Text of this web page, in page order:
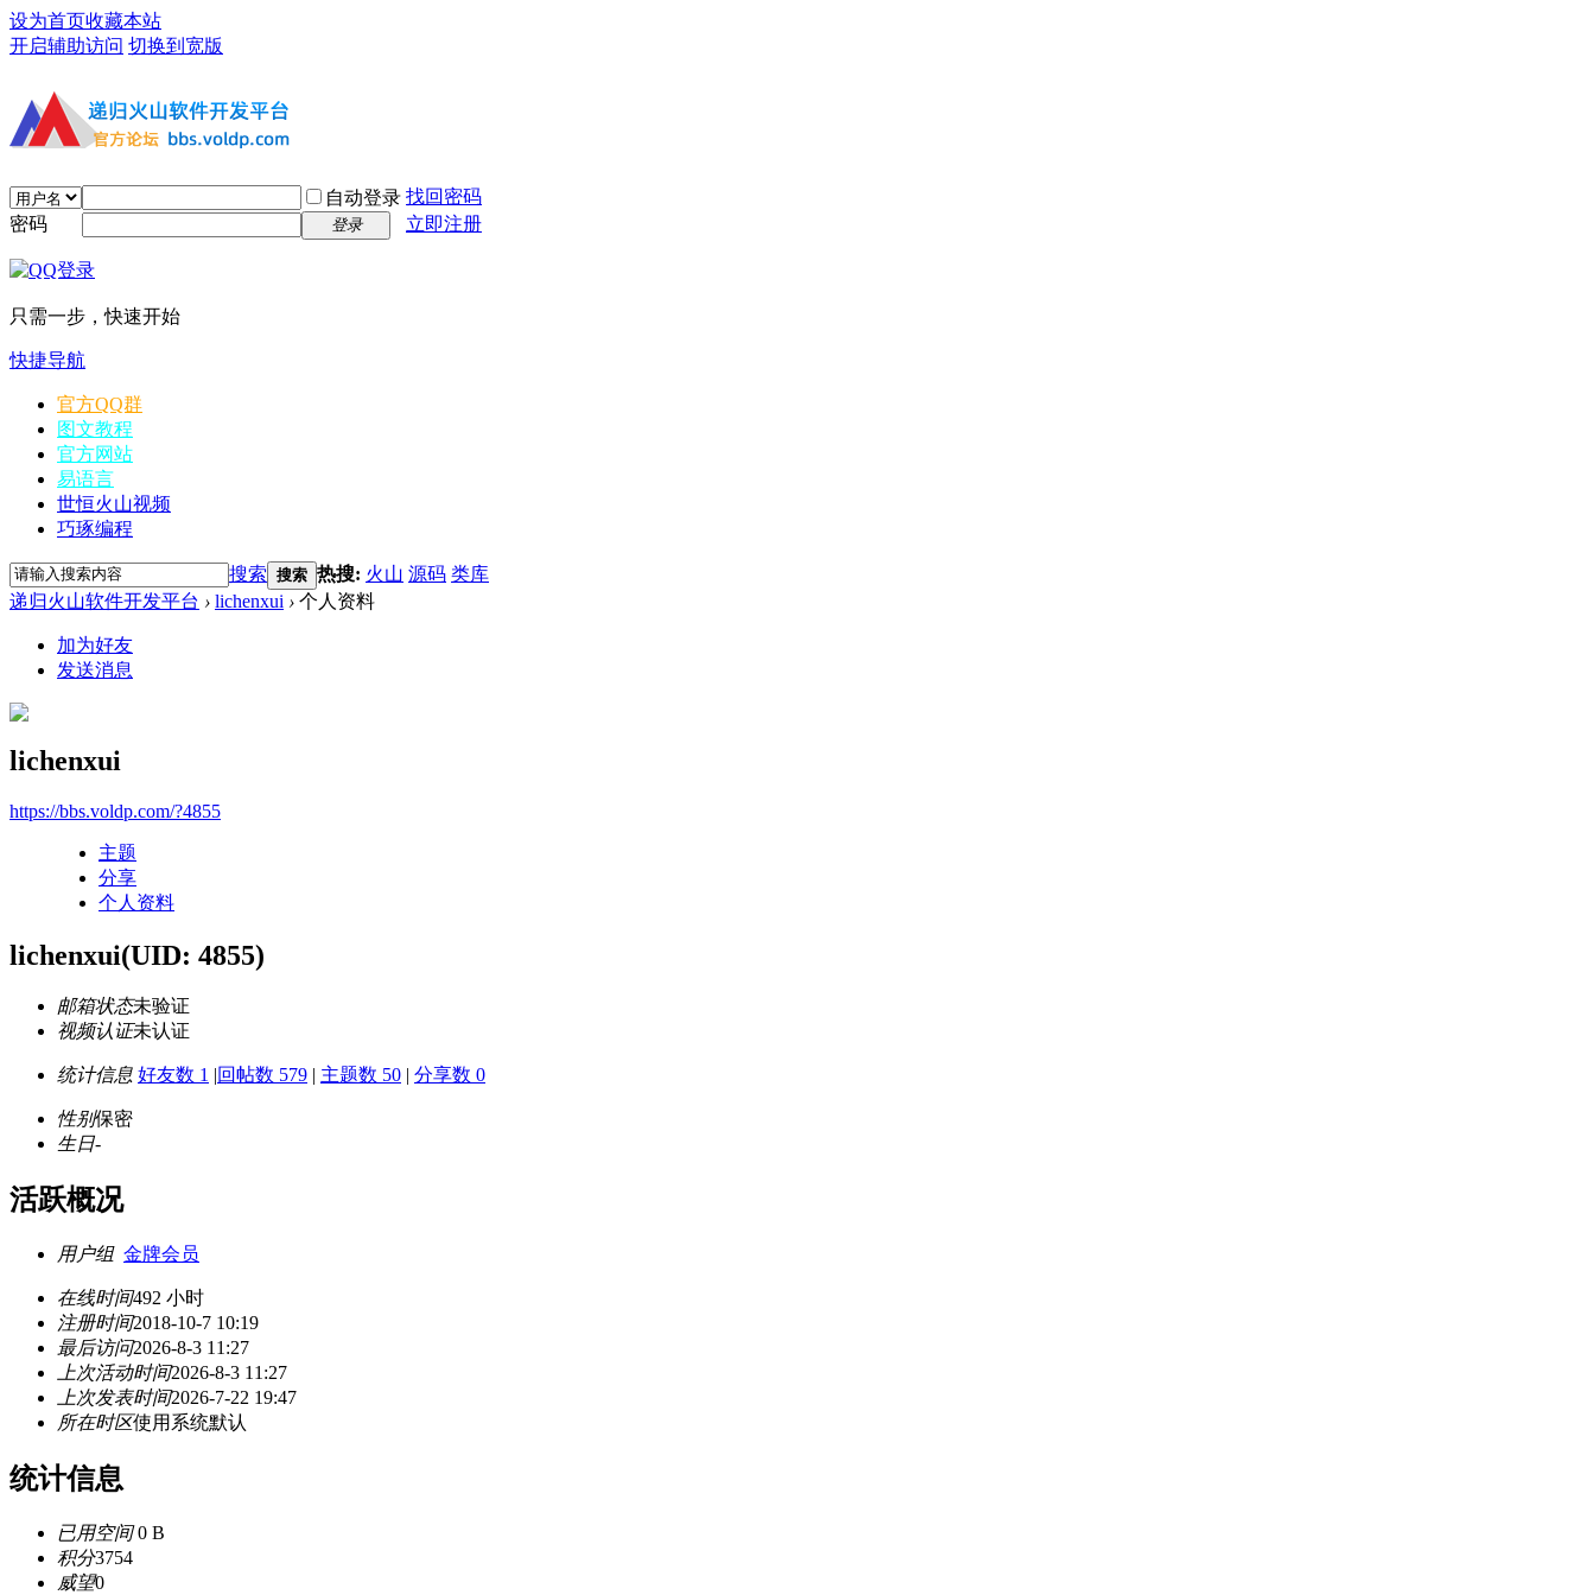
设为首页收藏本站
开启辅助访问 切换到宽版
自动登录 找回密码
密码
登录 立即注册
只需一步，快速开始
快捷导航
官方QQ群
图文教程
官方网站
易语言
世恒火山视频
巧琢编程
搜索 搜索 热搜: 火山 源码 类库
递归火山软件开发平台 › lichenxui › 个人资料
加为好友
发送消息
lichenxui
https://bbs.voldp.com/?4855
主题
分享
个人资料
lichenxui(UID: 4855)
邮箱状态未验证
视频认证未认证
统计信息 好友数 1 |回帖数 579 | 主题数 50 | 分享数 0
性别保密
生日-
活跃概况
用户组 金牌会员
在线时间492 小时
注册时间2018-10-7 10:19
最后访问2026-8-3 11:27
上次活动时间2026-8-3 11:27
上次发表时间2026-7-22 19:47
所在时区使用系统默认
统计信息
已用空间0 B
积分3754
威望0